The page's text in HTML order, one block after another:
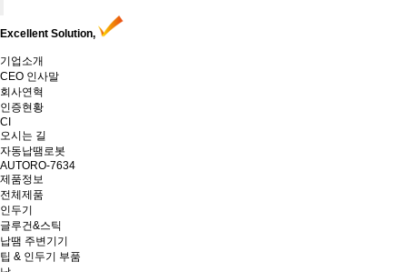
Excellent Solution,
기업소개
CEO 인사말
회사연혁
인증현황
CI
오시는 길
자동납땜로봇
AUTORO-7634
제품정보
전체제품
인두기
글루건&스틱
납땜 주변기기
팁 & 인두기 부품